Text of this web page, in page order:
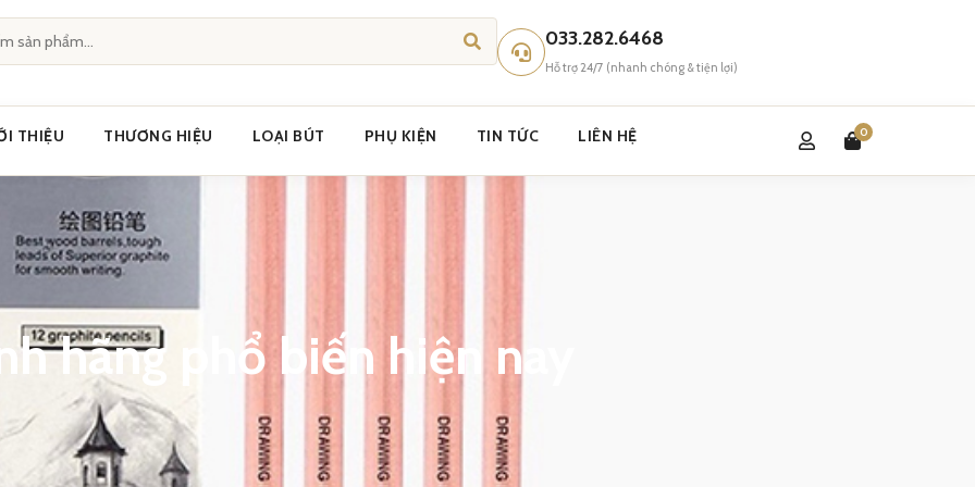
033.282.6468
Hỗ trợ 24/7 (nhanh chóng & tiện lợi)
THIỆU THƯƠNG HIỆU LOẠI BÚT PHỤ KIỆN TIN TỨC LIÊN HỆ 0
hãng phổ biến hiện nay